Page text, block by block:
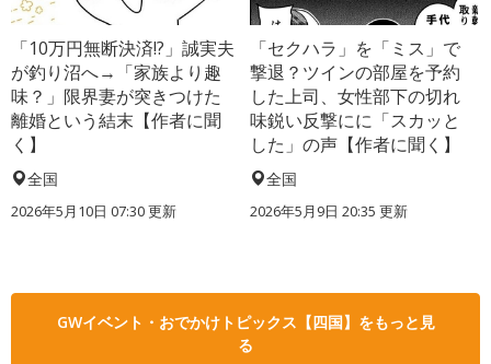
「10万円無断決済!?」誠実夫
が釣り沼へ→「家族より趣
味？」限界妻が突きつけた
離婚という結末【作者に聞
く】
全国
2026年5月10日 07:30 更新
「セクハラ」を「ミス」で
撃退？ツインの部屋を予約
した上司、女性部下の切れ
味鋭い反撃にに「スカッと
した」の声【作者に聞く】
全国
2026年5月9日 20:35 更新
GWイベント・おでかけトピックス【四国】をもっと見
る